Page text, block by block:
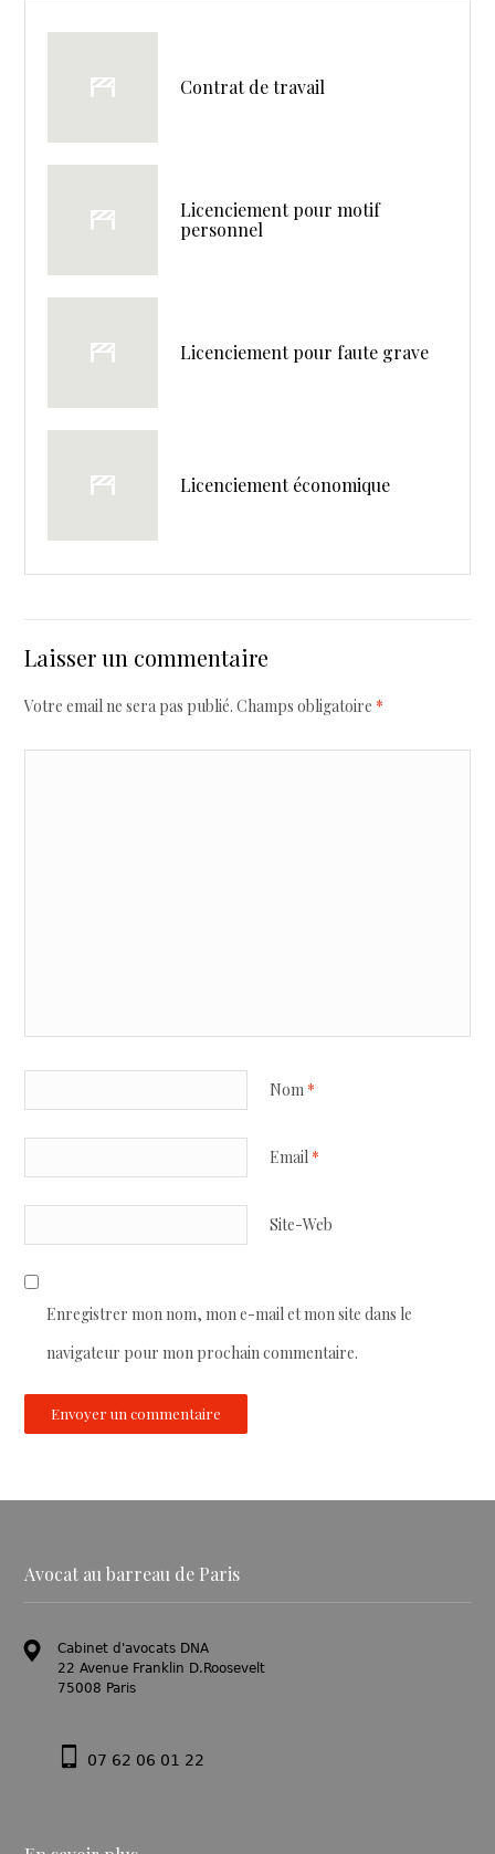
Contrat de travail
Licenciement pour motif
personnel
Licenciement pour faute grave
Licenciement économique
Laisser un commentaire
Votre email ne sera pas publié. Champs obligatoire *
Nom *
Email *
Site-Web
Enregistrer mon nom, mon e-mail et mon site dans le
navigateur pour mon prochain commentaire.
Avocat au barreau de Paris
Cabinet d'avocats DNA
22 Avenue Franklin D.Roosevelt
75008 Paris
07 62 06 01 22